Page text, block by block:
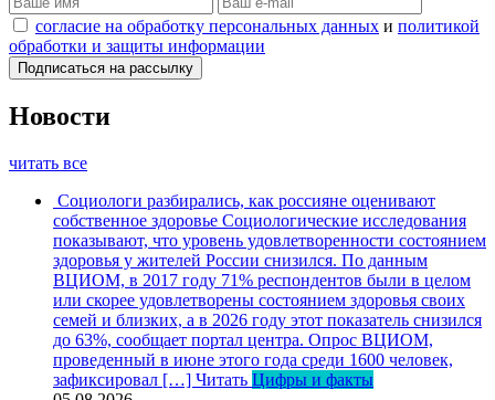
согласие на обработку персональных данных и политикой
обработки и защиты информации
Новости
читать все
Социологи разбирались, как россияне оценивают
собственное здоровье Социологические исследования
показывают, что уровень удовлетворенности состоянием
здоровья у жителей России снизился. По данным
ВЦИОМ, в 2017 году 71% респондентов были в целом
или скорее удовлетворены состоянием здоровья своих
семей и близких, а в 2026 году этот показатель снизился
до 63%, сообщает портал центра. Опрос ВЦИОМ,
проведенный в июне этого года среди 1600 человек,
зафиксировал […] Читать Цифры и факты